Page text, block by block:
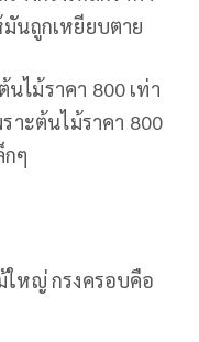
นถูกเหยียบตาย
ไม้ราคา 800 เท่า
าะต้นไม้ราคา 800
ๆ
ใหญ่ กรงครอบคือ